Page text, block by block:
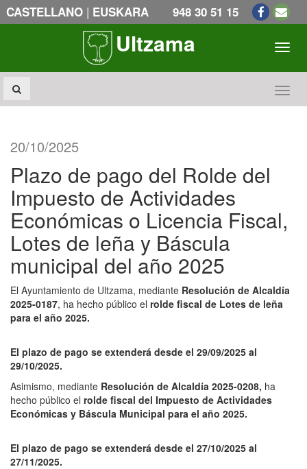
CASTELLANO | EUSKARA 948 30 51 15
Ultzama
20/10/2025
Plazo de pago del Rolde del
Impuesto de Actividades
Económicas o Licencia Fiscal,
Lotes de leña y Báscula
municipal del año 2025
El Ayuntamiento de Ultzama, mediante Resolución de Alcaldía
2025-0187, ha hecho público el rolde fiscal de Lotes de leña
para el año 2025.
El plazo de pago se extenderá desde el 29/09/2025 al
29/10/2025.
Asimismo, mediante Resolución de Alcaldía 2025-0208, ha
hecho público el rolde fiscal del Impuesto de Actividades
Económicas y Báscula Municipal para el año 2025.
El plazo de pago se extenderá desde el 27/10/2025 al
27/11/2025.